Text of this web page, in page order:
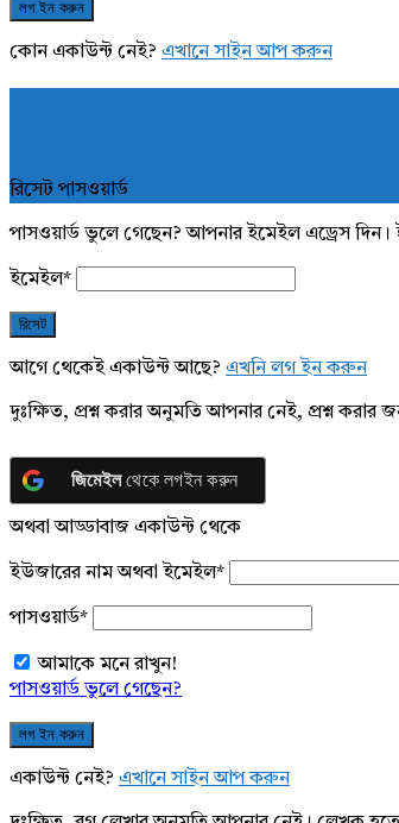
কোন একাউন্ট নেই? এখানে সাইন আপ করুন
রিসেট পাসওয়ার্ড
পাসওয়ার্ড ভুলে গেছেন? আপনার ইমেইল এড্রেস দিন।
ইমেইল*
আগে থেকেই একাউন্ট আছে? এখনি লগ ইন করুন
দুঃক্ষিত, প্রশ্ন করার অনুমতি আপনার নেই, প্রশ্ন
জিমেইলথেকে লগইন করুন
অথবা আড্ডাবাজ একাউন্ট থেকে
ইউজারের নাম অথবা ইমেইল*
পাসওয়ার্ড*
আমাকে মনে রাখুন!
পাসওয়ার্ড ভুলে গেছেন?
একাউন্ট নেই? এখানে সাইন আপ করুন